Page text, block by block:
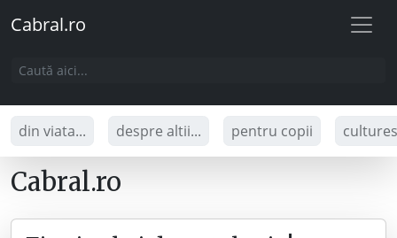
Cabral.ro
din viata... despre altii... pentru copii
Cabral.ro